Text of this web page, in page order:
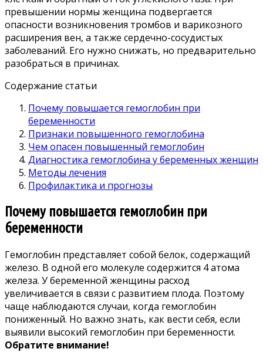
превышении нормы женщина подвергается
опасности возникновения тромбов и варикозного
расширения вен, а также сердечно-сосудистых
заболеваний. Его нужно снижать, но предварительно
разобраться в причинах.
Содержание статьи
Почему повышается гемоглобин при
беременности
Признаки повышенного гемоглобина
Чем опасен повышенный гемоглобин
Диагностика гемоглобина у беременных женщин
Методы лечения
Профилактика и прогнозы
Почему повышается гемоглобин при
беременности
Гемоглобин представляет собой белок, содержащий
железо. В одной его молекуле содержится 4 атома
железа. У беременной женщины расход
увеличивается в связи с развитием плода. Поэтому
чаще наблюдаются случаи, когда гемоглобин
пониженный. Но важно знать, как вести себя, если
выявили высокий гемоглобин при беременности.
Обратите внимание!